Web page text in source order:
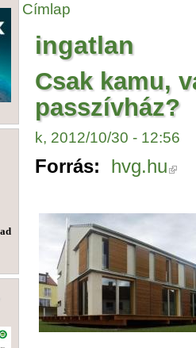
Címlap
ingatlan
Csak kamu,
passzívház?
k, 2012/10/30 - 12:56
Forrás: hvg.hu